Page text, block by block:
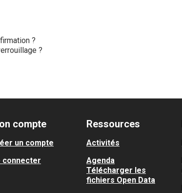
?
?
compte
un compte
connecter
Ressources
Activités
Agenda
Télécharger les
fichiers Open Data